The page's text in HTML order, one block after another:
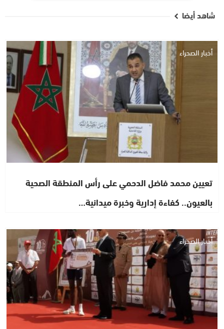
شاهد أيضا
أخبار الصحراء
تعيين محمد فاضل الدحمي على رأس المنطقة الصحية
بالعيون.. كفاءة إدارية وخبرة ميدانية…
أخبار الصحراء